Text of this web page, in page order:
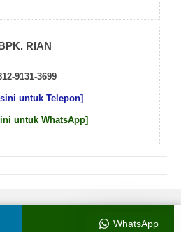
RIAN
9131-3699
untuk Telepon]
untuk WhatsApp]
WhatsApp